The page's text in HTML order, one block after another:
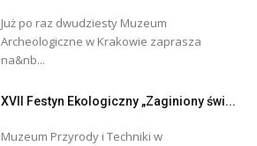
Już po raz dwudziesty Muzeum
Archeologiczne w Krakowie zaprasza
na&nb...
XVII Festyn Ekologiczny „Zaginiony świ...
Muzeum Przyrody i Techniki w